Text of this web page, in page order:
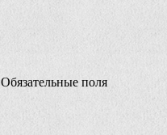
Обязательные поля